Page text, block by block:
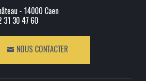
- 14000 Caen
31 30 47 60
NOUS CONTACTER